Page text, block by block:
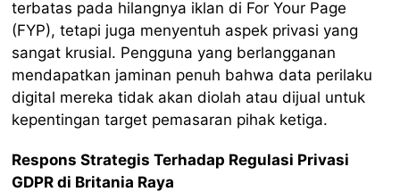
terbatas pada hilangnya iklan di For Your Page
(FYP), tetapi juga menyentuh aspek privasi yang
sangat krusial. Pengguna yang berlangganan
mendapatkan jaminan penuh bahwa data perilaku
digital mereka tidak akan diolah atau dijual untuk
kepentingan target pemasaran pihak ketiga.
Respons Strategis Terhadap Regulasi Privasi
GDPR di Britania Raya